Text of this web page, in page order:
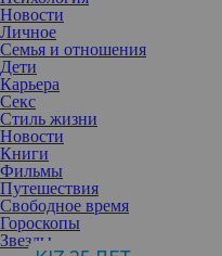
Новости
Личное
Семья и отношения
Дети
Карьера
Секс
Стиль жизни
Новости
Книги
Фильмы
Путешествия
Свободное время
Гороскопы
Звезды
О сложностях в этих
очевидцы, но и
пугающей откровенностью.
Вместе на официальных
Блума не видели с конца
Многих неприятно удивило,
«Золотой глобус» 7 января
Карибского моря» посещал в